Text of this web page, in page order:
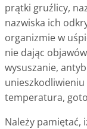
prątki gruźlicy,
nazwiska ich
organizmie w
nie dając
wysuszanie,
temperatura,
Należy pamiętać,